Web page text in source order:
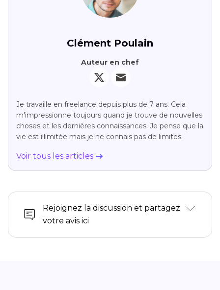
Clément Poulain
Auteur en chef
Je travaille en freelance depuis plus de 7 ans. Cela
m'impressionne toujours quand je trouve de nouvelles
choses et les dernières connaissances. Je pense que la
vie est illimitée mais je ne connais pas de limites.
Voir tous les articles
Rejoignez la discussion et partagez
votre avis ici